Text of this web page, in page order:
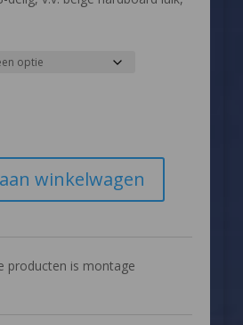
tot
winkelwagen
producten is montage